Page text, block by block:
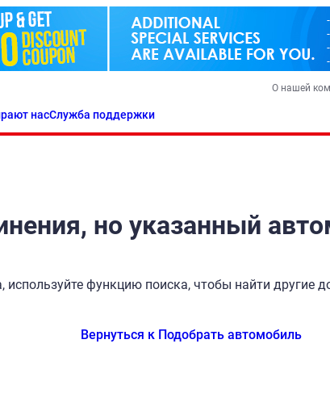
насСлужба поддержки
О нашей
но указанный
используйте функцию поиска, чтобы найти другие
Вернуться к Подобрать автомобиль